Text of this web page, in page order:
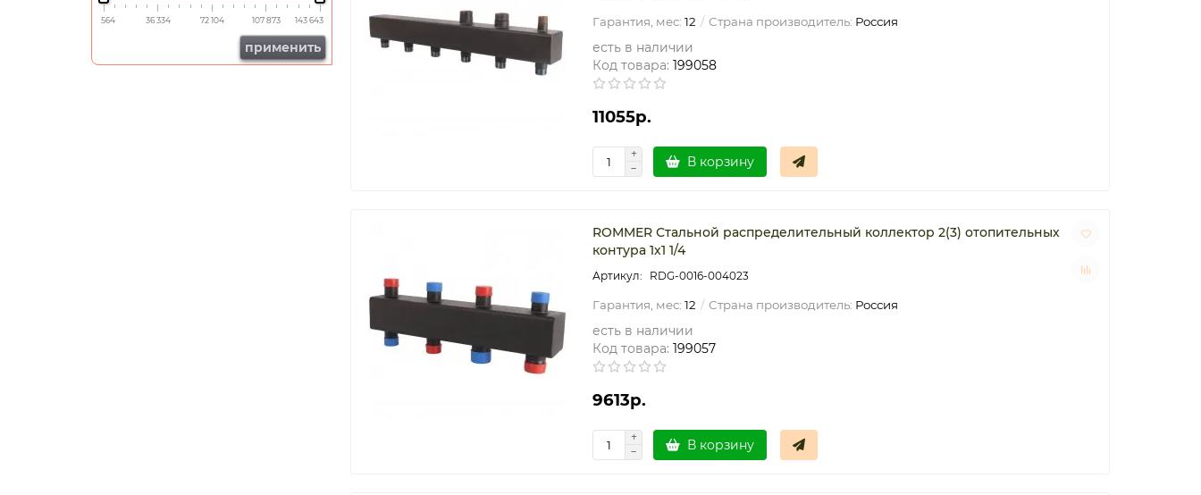
564 36 334 72 104 107 873 143 643
применить
Гарантия, мес: 12 Страна производитель: Россия
есть в наличии
Код товара: 199058
11055р.
В корзину
ROMMER Стальной распределительный коллектор 2(3) отопительных
контура 1х1 1/4
RDG-0016-004023
Гарантия, мес: 12 Страна производитель: Россия
есть в наличии
Код товара: 199057
9613р.
В корзину